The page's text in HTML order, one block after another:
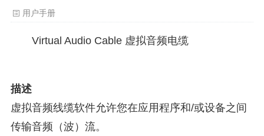
用户手册
Virtual Audio Cable 虚拟音频电缆
描述
虚拟音频线缆软件允许您在应用程序和/或设备之间
传输音频（波）流。